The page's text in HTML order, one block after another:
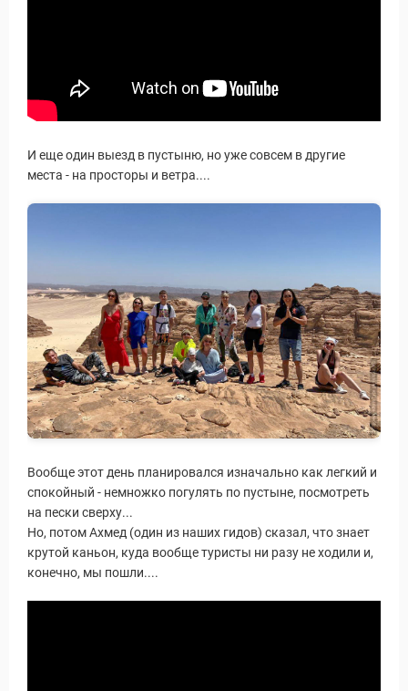
Виза в Индию
И еще один выезд в пустыню, но уже совсем в другие
места - на просторы и ветра....
Вообще этот день планировался изначально как легкий и
спокойный - немножко погулять по пустыне, посмотреть
на пески сверху...
Но, потом Ахмед (один из наших гидов) сказал, что знает
крутой каньон, куда вообще туристы ни разу не ходили и,
конечно, мы пошли....